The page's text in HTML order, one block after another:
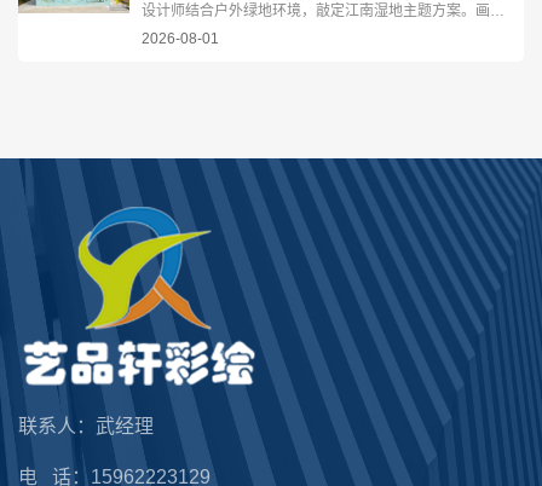
设计师结合户外绿地环境，敲定江南湿地主题方案。画师
纯手工现场绘制，层层晕染水色，勾勒芦苇枝叶，生动描
2026-08-01
联系人：武经理
电 话：15962223129